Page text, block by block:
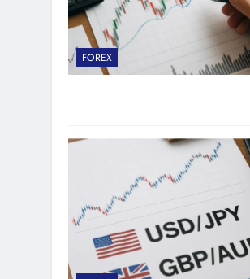
FOREX